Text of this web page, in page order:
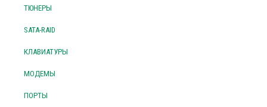
ТЮНЕРЫ
SATA-RAID
КЛАВИАТУРЫ
МОДЕМЫ
ПОРТЫ